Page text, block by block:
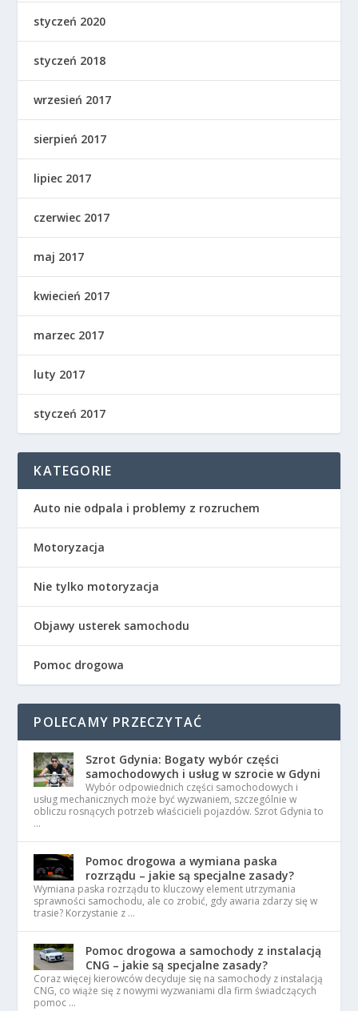
styczeń 2020
styczeń 2018
wrzesień 2017
sierpień 2017
lipiec 2017
czerwiec 2017
maj 2017
kwiecień 2017
marzec 2017
luty 2017
styczeń 2017
KATEGORIE
Auto nie odpala i problemy z rozruchem
Motoryzacja
Nie tylko motoryzacja
Objawy usterek samochodu
Pomoc drogowa
POLECAMY PRZECZYTAĆ
Szrot Gdynia: Bogaty wybór części
samochodowych i usług w szrocie w Gdyni
Wybór odpowiednich części samochodowych i
usług mechanicznych może być wyzwaniem, szczególnie w
obliczu rosnących potrzeb właścicieli pojazdów. Szrot Gdynia to
…
Pomoc drogowa a wymiana paska
rozrządu – jakie są specjalne zasady?
Wymiana paska rozrządu to kluczowy element utrzymania
sprawności samochodu, ale co zrobić, gdy awaria zdarzy się w
trasie? Korzystanie z …
Pomoc drogowa a samochody z instalacją
CNG – jakie są specjalne zasady?
Coraz więcej kierowców decyduje się na samochody z instalacją
CNG, co wiąże się z nowymi wyzwaniami dla firm świadczących
pomoc …